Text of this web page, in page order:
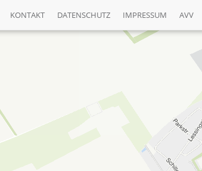
KONTAKT DATENSCHUTZ IMPRESSUM AVV